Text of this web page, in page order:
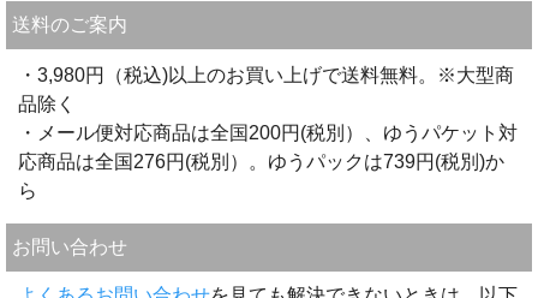
送料のご案内
・3,980円（税込)以上のお買い上げで送料無料。※大型商
品除く
・メール便対応商品は全国200円(税別）、ゆうパケット対
応商品は全国276円(税別）。ゆうパックは739円(税別)か
ら
お問い合わせ